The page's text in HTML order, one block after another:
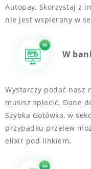
Autopay. Skorzystaj z
nie jest wspierany w
W
Wystarczy podać nasz
musisz spłacić. Dane
Szybka Gotówka, w
przypadku przelew
elixir pod linkiem.